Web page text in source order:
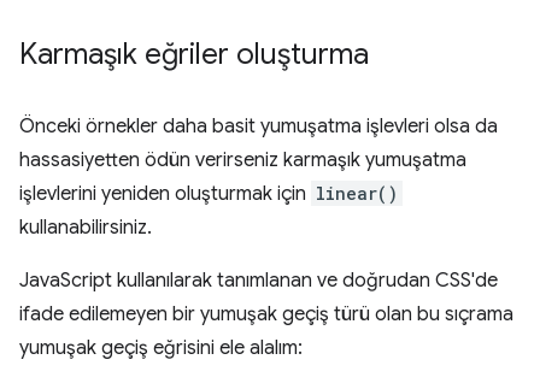
Karmaşık eğriler oluşturma
Önceki örnekler daha basit yumuşatma işlevleri olsa da
hassasiyetten ödün verirseniz karmaşık yumuşatma
işlevlerini yeniden oluşturmak için linear()
kullanabilirsiniz.
JavaScript kullanılarak tanımlanan ve doğrudan CSS'de
ifade edilemeyen bir yumuşak geçiş türü olan bu sıçrama
yumuşak geçiş eğrisini ele alalım: